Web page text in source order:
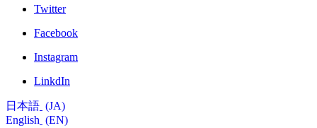
Twitter
Facebook
Instagram
LinkdIn
日本語
JA
English
EN